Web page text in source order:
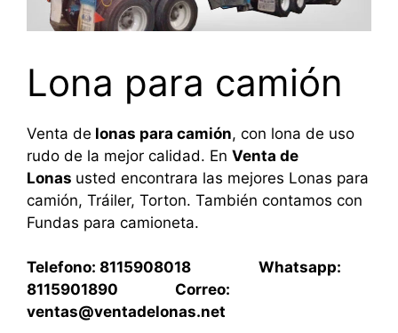
Lona para camión
Venta de lonas para camión, con lona de uso
rudo de la mejor calidad. En Venta de
Lonas usted encontrara las mejores Lonas para
camión, Tráiler, Torton. También contamos con
Fundas para camioneta.
Telefono: 8115908018 Whatsapp:
8115901890 Correo:
ventas@ventadelonas.net